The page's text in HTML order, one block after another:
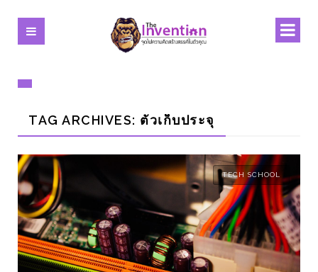
TAG ARCHIVES: ตัวเก็บประจุ
TECH SCHOOL